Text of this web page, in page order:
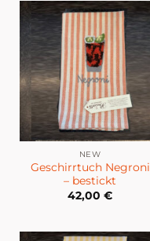
NEW
Geschirrtuch Negroni
– bestickt
42,00 €